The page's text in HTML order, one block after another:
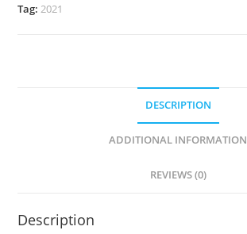
Tag: 2021
DESCRIPTION
ADDITIONAL INFORMATION
REVIEWS (0)
Description